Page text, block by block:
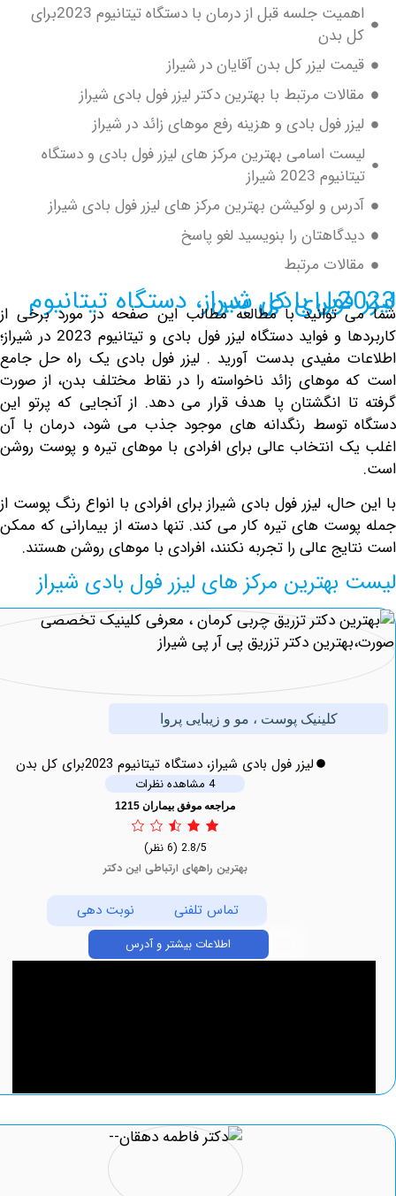
اهمیت جلسه قبل از درمان با دستگاه تیتانیوم 2023برای
لیزر کل بدن آقایان در شیراز
مرتبط با بهترین دکتر لیزر فول بادی شیراز
فول بادی و هزینه رفع موهای زائد در شیراز
اسامی بهترین مرکز های لیزر فول بادی و دستگاه
2023 شیراز
و لوکیشن بهترین مرکز های لیزر فول بادی شیراز
را بنویسید لغو پاسخ
مرتبط
بدن
با مطالعه مطالب این صفحه در مورد برخی از
کاربردها و فواید دستگاه لیزر فول بادی و تیتانیوم 2023 در شیراز؛
مفیدی بدست آورید . لیزر فول بادی یک راه حل جامع
موهای زائدناخواسته را در نقاط مختلف بدن، از صورت
انگشتان پا هدف قرار می دهد. از آنجایی که پرتو این
توسط رنگدانه های موجود جذب می شود، درمان با آن
انتخاب عالی برای افرادی با موهای تیره و پوست روشن
لیزر فول بادی شیراز برای افرادی با انواع رنگ پوست از
های تیره کار می کند. تنها دسته از بیمارانی که ممکن
عالی را تجربه نکنند، افرادی با موهای روشن هستند.
مرکز های لیزر فول بادی شیراز
کلینیک پوست ، مو و زیبایی پروا
لیزر فول بادی شیراز، دستگاه تیتانیوم 2023برای کل بدن
مراجعه موفق بیماران 1215
بهترین راههای ارتباطی این دکتر
تماس تلفنی نوبت دهی
اطلاعات بیشتر و آدرس